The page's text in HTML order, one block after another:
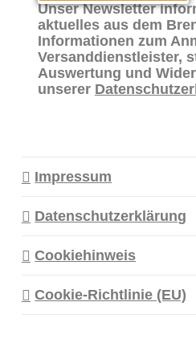
Unser Newsletter
aktuelles aus dem
Informationen zum
Versanddienstleister,
Auswertung und
unserer
Impressum
Datenschutzerklärung
Cookiehinweis
Cookie-Richtlinie (EU)